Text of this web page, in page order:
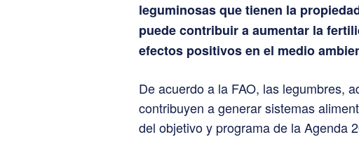
leguminosas que tienen la
puede contribuir a aumentar la
efectos positivos en el medio
De acuerdo a la FAO, las legumbres,
contribuyen a generar sistemas
del objetivo y programa de la Agenda